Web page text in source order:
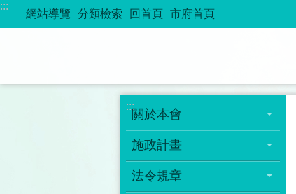
跳到主要內容區塊
:::
網站導覽 分類檢索 回首頁 市府首頁
:::
關於本會
施政計畫
法令規章